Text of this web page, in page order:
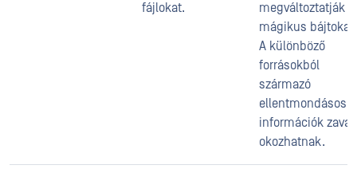
fájlokat.
megváltoztatják a
mágikus bájtokat.
A különböző
forrásokból
származó
ellentmondásos
információk
okozhatnak.